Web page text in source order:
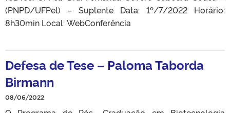
(PNPD/UFPel) – Suplente Data: 1º/7/2022 Horário:
8h30min Local: WebConferência
Defesa de Tese – Paloma Taborda
Birmann
08/06/2022